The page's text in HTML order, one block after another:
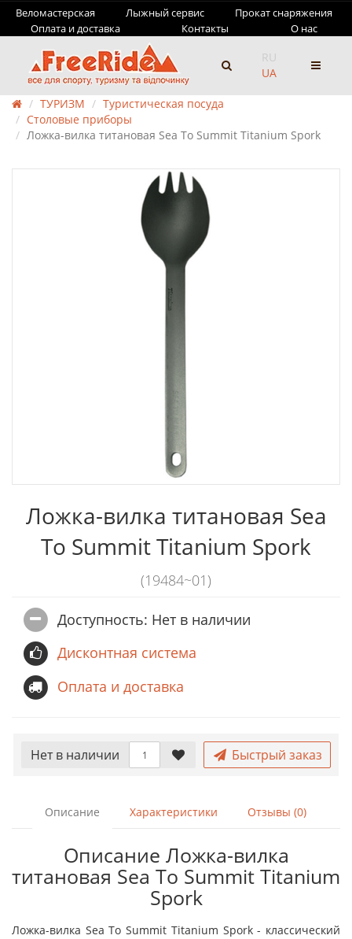
Веломастерская Лыжный сервис
Прокат снаряжения
Оплата и доставка
Контакты О нас
RU
UA
ТУРИЗМ
Туристическая посуда
Столовые приборы
Ложка-вилка титановая Sea To Summit Titanium Spork
Ложка-вилка титановая Sea
To Summit Titanium Spork
(19484~01)
Доступность: Нет в наличии
Дисконтная система
Оплата и доставка
Нет в наличии Быстрый заказ
Описание Характеристики Отзывы (0)
Описание Ложка-вилка
титановая Sea To Summit Titanium
Spork
Ложка-вилка Sea To Summit Titanium Spork - классический